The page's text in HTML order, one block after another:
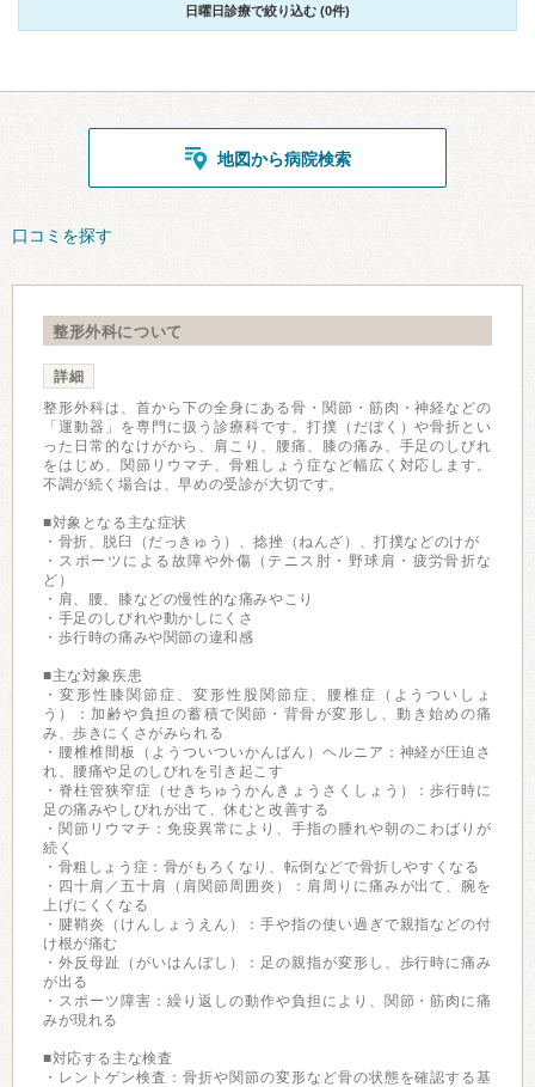
日曜日診療で絞り込む (0件)
地図から病院検索
口コミを探す
整形外科について
詳細
整形外科は、首から下の全身にある骨・関節・筋肉・神経などの
「運動器」を専門に扱う診療科です。打撲（だぼく）や骨折とい
った日常的なけがから、肩こり、腰痛、膝の痛み、手足のしびれ
をはじめ、関節リウマチ、骨粗しょう症など幅広く対応します。
不調が続く場合は、早めの受診が大切です。
■対象となる主な症状
・骨折、脱臼（だっきゅう）、捻挫（ねんざ）、打撲などのけが
・スポーツによる故障や外傷（テニス肘・野球肩・疲労骨折な
ど）
・肩、腰、膝などの慢性的な痛みやこり
・手足のしびれや動かしにくさ
・歩行時の痛みや関節の違和感
■主な対象疾患
・変形性膝関節症、変形性股関節症、腰椎症（ようついしょ
う）：加齢や負担の蓄積で関節・背骨が変形し、動き始めの痛
み、歩きにくさがみられる
・腰椎椎間板（ようついついかんばん）ヘルニア：神経が圧迫さ
れ、腰痛や足のしびれを引き起こす
・脊柱管狭窄症（せきちゅうかんきょうさくしょう）：歩行時に
足の痛みやしびれが出て、休むと改善する
・関節リウマチ：免疫異常により、手指の腫れや朝のこわばりが
続く
・骨粗しょう症：骨がもろくなり、転倒などで骨折しやすくなる
・四十肩／五十肩（肩関節周囲炎）：肩周りに痛みが出て、腕を
上げにくくなる
・腱鞘炎（けんしょうえん）：手や指の使い過ぎで親指などの付
け根が痛む
・外反母趾（がいはんぼし）：足の親指が変形し、歩行時に痛み
が出る
・スポーツ障害：繰り返しの動作や負担により、関節・筋肉に痛
みが現れる
■対応する主な検査
・レントゲン検査：骨折や関節の変形など骨の状態を確認する基